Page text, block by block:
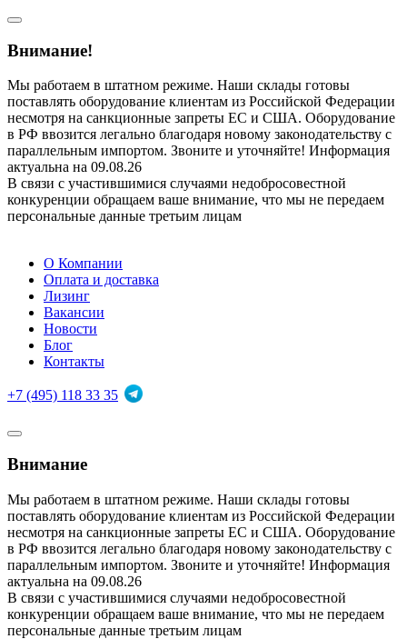
Внимание!
Мы работаем в штатном режиме. Наши склады готовы
поставлять оборудование клиентам из Российской Федерации
несмотря на санкционные запреты ЕС и США. Оборудование
в РФ ввозится легально благодаря новому законодательству с
параллельным импортом. Звоните и уточняйте! Информация
актуальна на 09.08.26
В связи с участившимися случаями недобросовестной
конкуренции обращаем ваше внимание, что мы не передаем
персональные данные третьим лицам
О Компании
Оплата и доставка
Лизинг
Вакансии
Новости
Блог
Контакты
+7 (495) 118 33 35
Внимание
Мы работаем в штатном режиме. Наши склады готовы
поставлять оборудование клиентам из Российской Федерации
несмотря на санкционные запреты ЕС и США. Оборудование
в РФ ввозится легально благодаря новому законодательству с
параллельным импортом. Звоните и уточняйте! Информация
актуальна на 09.08.26
В связи с участившимися случаями недобросовестной
конкуренции обращаем ваше внимание, что мы не передаем
персональные данные третьим лицам